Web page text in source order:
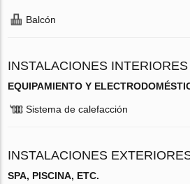
Balcón
INSTALACIONES INTERIORES
EQUIPAMIENTO Y
Sistema de calefacción
INSTALACIONES
SPA, PISCINA, ETC.